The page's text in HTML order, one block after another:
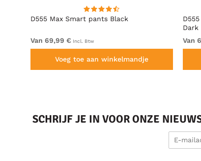
D555 Max Smart pants Black
Van 69,99 € Incl. Btw
Voeg toe aan winkelmandje
Dark
Van
SCHRIJF JE IN VOOR ONZE